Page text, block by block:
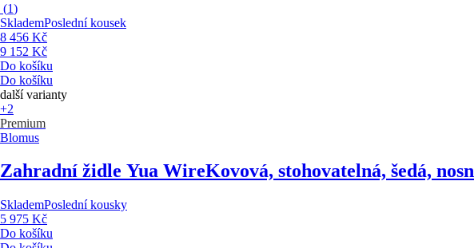
(1)
SklademPoslední kousek
8 456 Kč
9 152 Kč
Do košíku
Do košíku
další varianty
+2
Premium
Blomus
Zahradní židle Yua WireKovová, stohovatelná, šedá,
SklademPoslední kousky
5 975 Kč
Do košíku